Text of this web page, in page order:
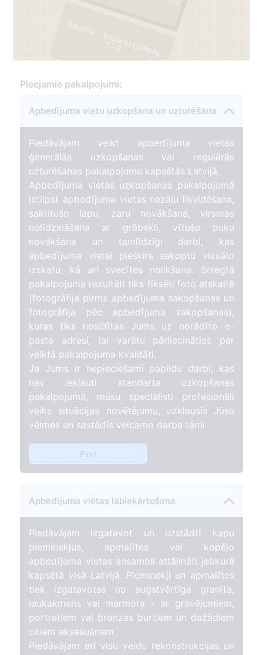
3
Sautiņu - Jomertu Ģimene
?- ?
Pieejamie pakalpojumi:
Apbedījuma vietu uzkopšana un uzturēšana
Piedāvājam veikt apbedījuma vietas
ģenerālās uzkopšanas vai regulārās
uzturēšanas pakalpojumu kapsētās Latvijā.
Apbedījuma vietas uzkopšanas pakalpojumā
ietilpst apbedījuma vietas nezāļu likvidēšana,
sakritušo lapu, zaru novākšana, virsmas
nolīdzināšana ar grābekli, vītušo puķu
novākšana un tamlīdzīgi darbi, kas
apbedījuma vietai piešķirs sakoptu vizuālo
izskatu, kā arī svecītes nolikšana. Sniegtā
pakalpojuma rezultāti tiks fiksēti foto atskaitē
(fotogrāfija pirms apbedījuma sakopšanas un
fotogrāfija pēc apbedījuma sakopšanas),
kuras tiks nosūtītas Jums uz norādīto e-
pasta adresi, lai varētu pārliecināties par
veiktā pakalpojuma kvalitāti.
Ja Jums ir nepieciešami papildu darbi, kas
nav iekļauti standarta uzkopšanas
pakalpojumā, mūsu specialisti profesionāli
veiks situācijas novētējumu, uzklausīs Jūsu
vēlmes un sastādīs veicamo darba tāmi
Pirkt
Apbedījuma vietas labiekārtošana
Piedāvājam izgatavot un uzstādīt kapu
pieminekļus, apmalītes vai kopējo
apbedījuma vietas ansambli attālināti jebkurā
kapsētā visā Latvijā. Pieminekļi un apmalītes
tiek izgatavotas no augstvērtīga granīta,
laukakmens vai marmora - ar gravējumiem,
portretiem vai bronzas burtiem un dažādiem
citiem aksesuāriem.
Piedāvājam arī visu veidu rekonstrukcijas un